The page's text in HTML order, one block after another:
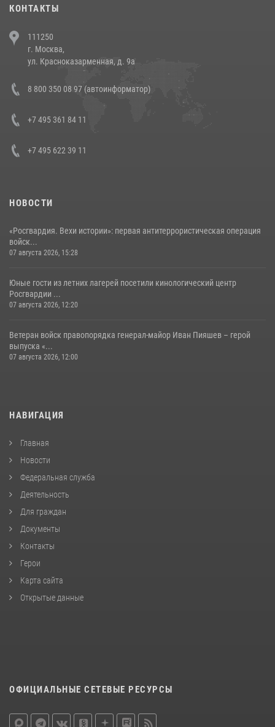
напавших на бригаду скорой помощи (видео)
14 июля 2026, 12:20
В Росгвардии прошла военно-научная конференция по обобщению
боевого опыта
КОНТАКТЫ
111250
г. Москва,
ул. Красноказарменная, д. 9а
8 800 350 08 97 (автоинформатор)
+7 495 361 84 11
+7 495 622 39 11
НОВОСТИ
«Росгвардия. Вехи истории»: первая антитеррористическая операция
войск...
07 августа 2026, 15:28
Юные гости из летних лагерей посетили кинологический центр
Росгвардии ...
07 августа 2026, 12:20
Ветеран войск правопорядка генерал-майор Иван Пияшев – герой
выпуска «...
07 августа 2026, 12:00
НАВИГАЦИЯ
Главная
Новости
Федеральная служба
Деятельность
Для граждан
Документы
Контакты
Герои
Карта сайта
Открытые данные
ОФИЦИАЛЬНЫЕ СЕТЕВЫЕ РЕСУРСЫ